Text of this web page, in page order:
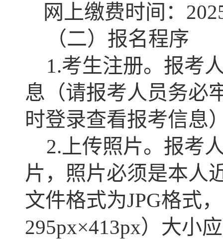
网上缴费时间：
（二）报名程序
1.考生注册。报考
息（请报考人员务必
时登录查看报考信息
2.上传照片。报考
片，照片必须是本人
文件格式为JPG格式
295px×413px）大小